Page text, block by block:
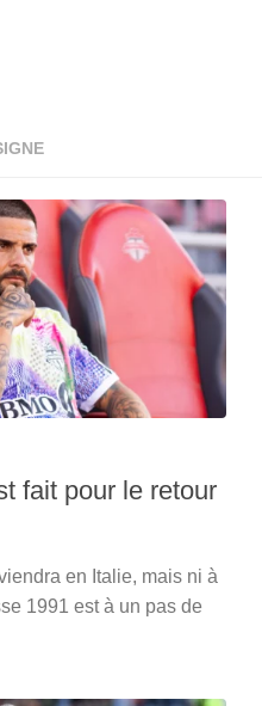
fait pour le retour
en Italie, mais ni à
1991 est à un pas de